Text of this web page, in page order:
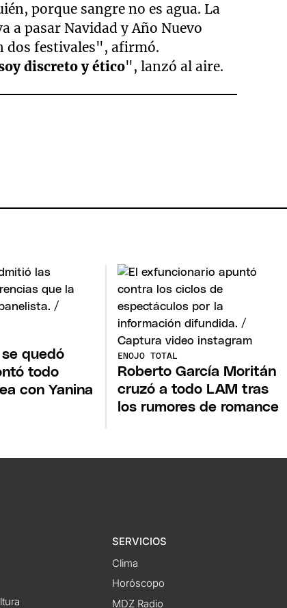
porque sangre no es agua. La
a pasar Navidad y Año Nuevo
dos festivales", afirmó.
discreto y ético", lanzó al aire.
quedó
todo
con Yanina
ENOJO TOTAL
Roberto García Moritán
cruzó a todo LAM tras
los rumores de romance
SERVICIOS
Clima
Horóscopo
MDZ Radio